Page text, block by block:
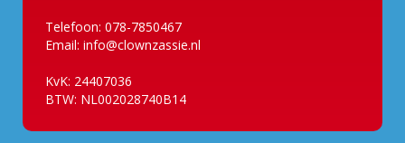
Telefoon: 078-7850467
Email: info@clownzassie.nl
KvK: 24407036
BTW: NL002028740B14